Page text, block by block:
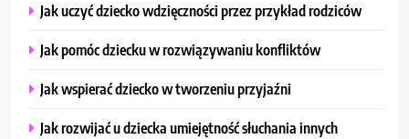
Jak uczyć dziecko wdzięczności przez przykład rodziców
Jak pomóc dziecku w rozwiązywaniu konfliktów
Jak wspierać dziecko w tworzeniu przyjaźni
Jak rozwijać u dziecka umiejętność słuchania innych